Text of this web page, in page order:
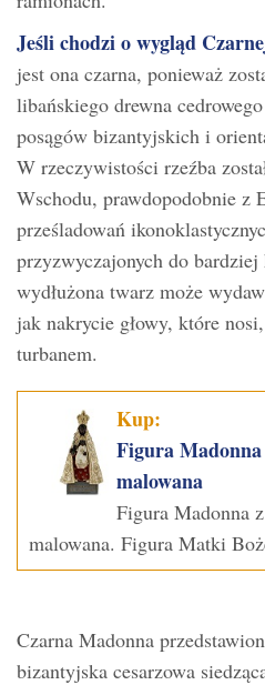
Jeśli chodzi o wygląd
jest ona czarna, ponieważ
libańskiego drewna
posągów bizantyjskich i
W rzeczywistości rzeźba
Wschodu, prawdopodobnie z
prześladowań
przyzwyczajonych do
wydłużona twarz może
jak nakrycie głowy, które
turbanem.
Kup:
Figura
malowana
Figura Madonna
malowana. Figura Matki
Czarna Madonna
bizantyjska cesarzowa